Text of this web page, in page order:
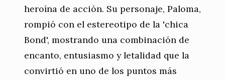
heroína de acción. Su personaje, Paloma,
rompió con el estereotipo de la 'chica
Bond', mostrando una combinación de
encanto, entusiasmo y letalidad que la
convirtió en uno de los puntos más